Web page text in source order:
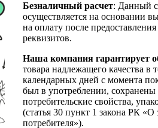
Безналичный расчет: Данный
осуществляется на основании
на оплату после
реквизитов.
Наша компания гарантирует
товара надлежащего качества в
календарных дней с момента
был в употреблении,
потребительские свойства,
(статья 30 пункт 1 закона РК «О
потребителя»).